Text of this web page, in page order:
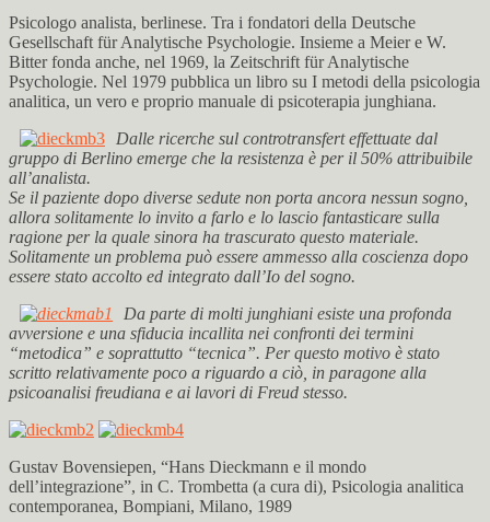
Psicologo analista, berlinese. Tra i fondatori della Deutsche
Gesellschaft für Analytische Psychologie. Insieme a Meier e W.
Bitter fonda anche, nel 1969, la Zeitschrift für Analytische
Psychologie. Nel 1979 pubblica un libro su I metodi della psicologia
analitica, un vero e proprio manuale di psicoterapia junghiana.
Dalle ricerche sul controtransfert effettuate dal
gruppo di Berlino emerge che la resistenza è per il 50% attribuibile
all’analista.
Se il paziente dopo diverse sedute non porta ancora nessun sogno,
allora solitamente lo invito a farlo e lo lascio fantasticare sulla
ragione per la quale sinora ha trascurato questo materiale.
Solitamente un problema può essere ammesso alla coscienza dopo
essere stato accolto ed integrato dall’Io del sogno.
Da parte di molti junghiani esiste una profonda
avversione e una sfiducia incallita nei confronti dei termini
“metodica” e soprattutto “tecnica”. Per questo motivo è stato
scritto relativamente poco a riguardo a ciò, in paragone alla
psicoanalisi freudiana e ai lavori di Freud stesso.
Gustav Bovensiepen, “Hans Dieckmann e il mondo
dell’integrazione”, in C. Trombetta (a cura di), Psicologia analitica
contemporanea, Bompiani, Milano, 1989